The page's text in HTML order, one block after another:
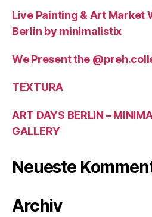
Live Painting & Art Market
Berlin by minimalistix
We Present the
TEXTURA
ART DAYS BERLIN –
GALLERY
Neueste
Archiv